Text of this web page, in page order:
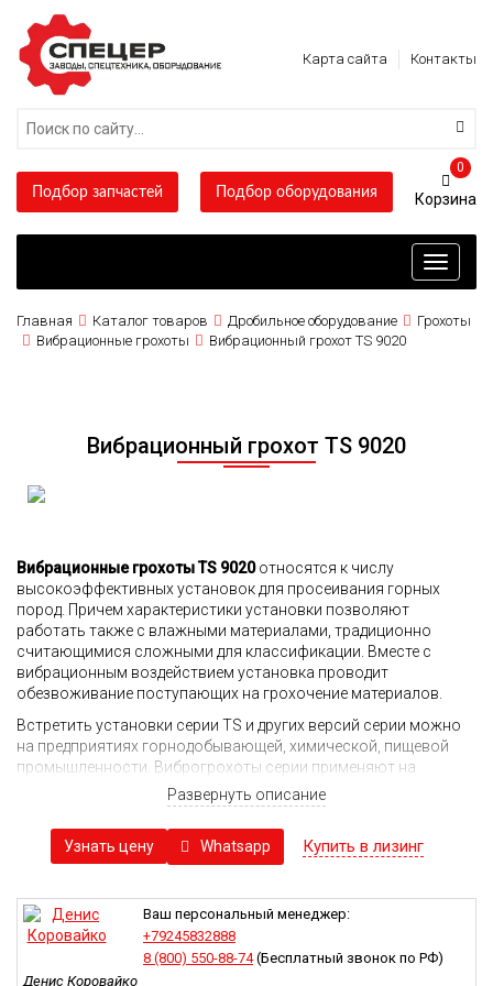
Карта сайта Контакты
Подбор запчастей Подбор оборудования
0
Toggle
Главная Каталог товаров Дробильное оборудование
Грохоты
Вибрационные грохоты
Вибрационный грохот TS 9020
Вибрационный грохот TS 9020
Вибрационные грохоты TS 9020относятся к числу
высокоэффективных установок для просеивания горных
пород. Причем характеристики установки позволяют
работать также с влажными материалами, традиционно
считающимися сложными для классификации. Вместе с
вибрационным воздействием установка проводит
обезвоживание поступающих на грохочение материалов.
Встретить установки серии TS и других версий серии можно
на предприятиях горнодобывающей, химической, пищевой
промышленности. Виброгрохоты серии применяют на
конечных стадиях изготовления искусственного песка для
проверки его фракционного состава, а также в процессе
обезвоживания различных строительных составов, угля,
рудных материалов, зерновых культур, отходов
промышленного производства и так далее.
Все установки для просеивания серии TS обладают схожей
конструкцией и принципами работы, между собой они
различаются только показателями производительности и
диапазоном фракционного состава просеиваемых
Развернуть описание
Узнать цену Whatsapp Купить в лизинг
Ваш персональный менеджер:
+79245832888
8 (800) 550-88-74(Бесплатный звонок по РФ)
Денис Коровайко